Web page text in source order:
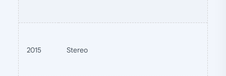
2015 Stereo